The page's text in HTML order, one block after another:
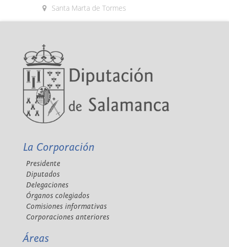
Santa Marta de Tormes
La Corporación
Presidente
Diputados
Delegaciones
Órganos colegiados
Comisiones informativas
Corporaciones anteriores
Áreas